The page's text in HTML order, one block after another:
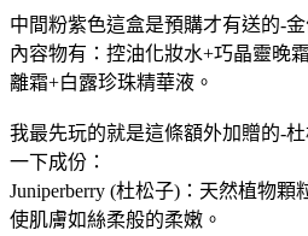
中間粉紫色這盒是預購才有送的-
內容物有：控油化妝水+巧晶靈晚
離霜+白露珍珠精華液。
我最先玩的就是這條額外加贈的-
一下成份：
Juniperberry (杜松子)：天然植物顆
使肌膚如絲柔般的柔嫩。